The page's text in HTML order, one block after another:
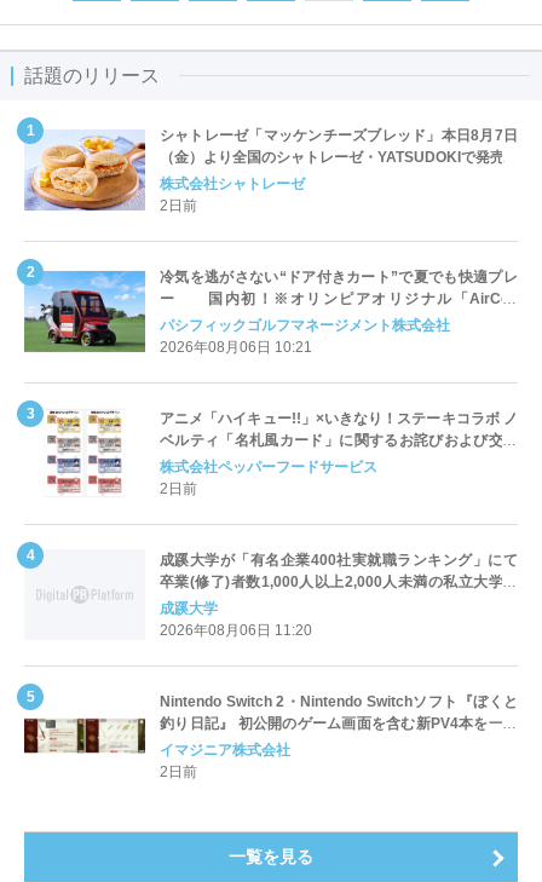
話題のリリース
シャトレーゼ「マッケンチーズブレッド」本日8月7日
（金）より全国のシャトレーゼ・YATSUDOKIで発売
株式会社シャトレーゼ
2日前
冷気を逃がさない“ドア付きカート”で夏でも快適プレ
ー 国内初！※オリンピアオリジナル「AirCon
Cart（エアコンカート）」導入 | ＰＧＭ
パシフィックゴルフマネージメント株式会社
2026年08月06日 10:21
アニメ「ハイキュー!!」×いきなり！ステーキコラボ ノ
ベルティ「名札風カード」に関するお詫びおよび交換
対応についてのご案内
株式会社ペッパーフードサービス
2日前
成蹊大学が「有名企業400社実就職ランキング」にて
卒業(修了)者数1,000人以上2,000人未満の私立大学で
全国第1位を獲得！～実就職率は26.5%（前年比＋
4.3pt）に伸長、東京の私立大学でも10位にランクイン
成蹊大学
2026年08月06日 11:20
Nintendo Switch 2・Nintendo Switchソフト『ぼくと
釣り日記』 初公開のゲーム画面を含む新PV4本を一挙
公開！
イマジニア株式会社
2日前
一覧を見る